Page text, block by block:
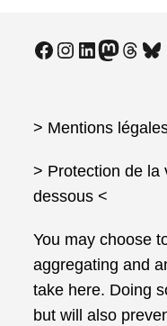
Facebook
Instagram
LinkedIn
Mastodon
Threads
> Mentions
> Protection de la
dessous <
You may choose
aggregating and
take here. Doing
but will also